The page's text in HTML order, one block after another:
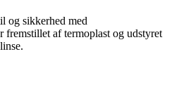
og sikkerhed med
fremstillet af termoplast og udstyret